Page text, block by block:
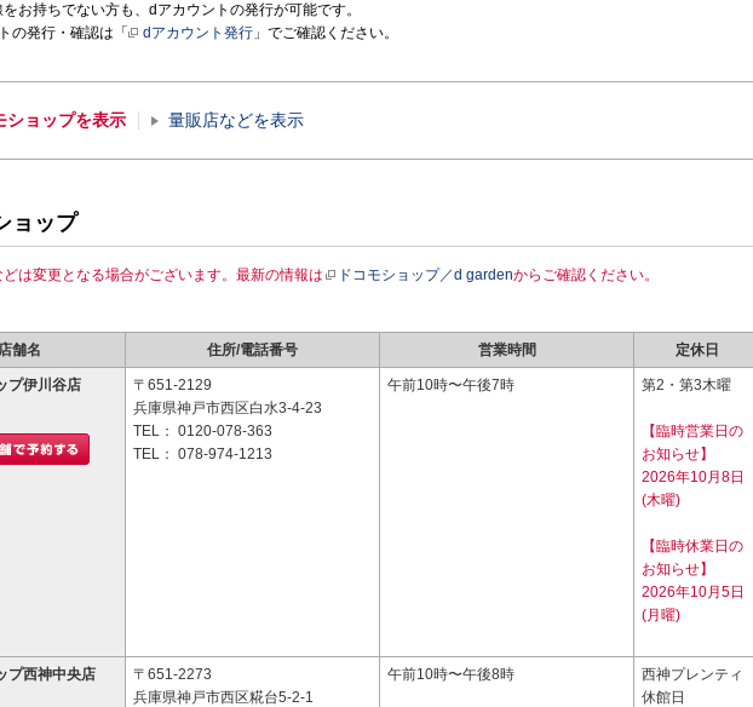
お持ちでない方も、dアカウントの発行が可能です。
の発行・確認は「
dアカウント発行 」でご確認ください。
ショップを表示 量販店などを表示
ョップ
は変更となる場合がございます。最新の情報は ドコモショップ／d gardenからご確認ください。
店舗名 住所/電話番号 営業時間 定休日
プ伊川谷店
〒651-2129
兵庫県神戸市西区白水3-4-23
TEL： 0120-078-363
TEL： 078-974-1213
午前10時〜午後7時 第2・第3木曜
【臨時営業日の
お知らせ】
2026年10月8日
(木曜)
【臨時休業日の
お知らせ】
2026年10月5日
(月曜)
プ西神中央店
〒651-2273
兵庫県神戸市西区糀台5-2-1
午前10時〜午後8時
西神プレンティ
休館日